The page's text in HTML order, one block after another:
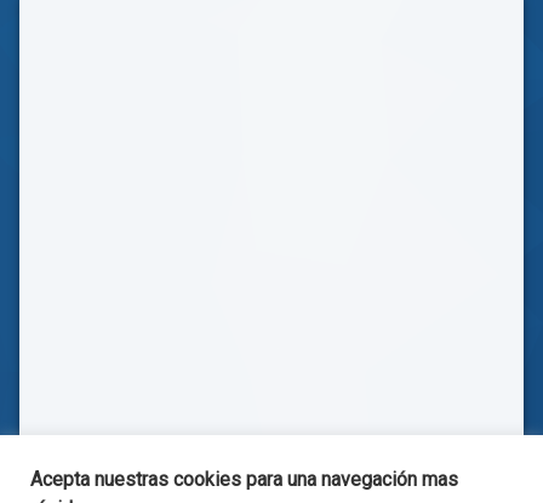
Acepta nuestras cookies para una navegación mas